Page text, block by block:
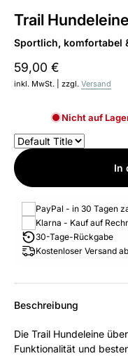
Trail
Sportlich, komfortabel
59,00 €
inkl. MwSt. | zzgl. Versand
Nicht auf
In
PayPal - in 30 Tagen
Klarna - Kauf auf
30-Tage-Rückgabe
Kostenloser Versand
Beschreibung
Die Trail Hundeleine
Funktionalität und